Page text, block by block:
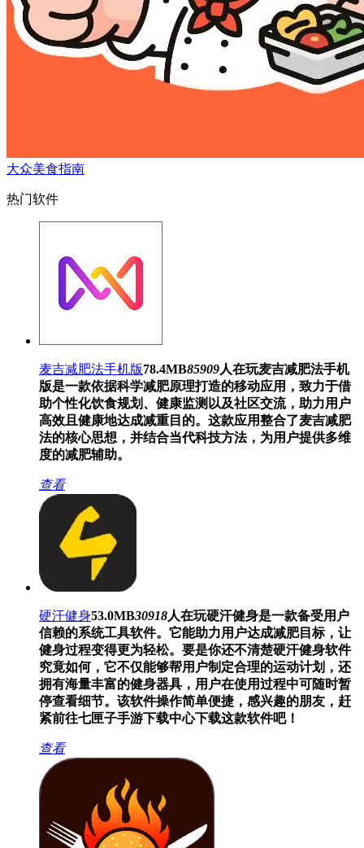
大众美食指南
热门软件
麦吉减肥法手机版78.4MB85909人在玩麦吉减肥法手机
版是一款依据科学减肥原理打造的移动应用，致力于借
助个性化饮食规划、健康监测以及社区交流，助力用户
高效且健康地达成减重目的。这款应用整合了麦吉减肥
法的核心思想，并结合当代科技方法，为用户提供多维
度的减肥辅助。
查看
硬汗健身53.0MB30918人在玩硬汗健身是一款备受用户
信赖的系统工具软件。它能助力用户达成减肥目标，让
健身过程变得更为轻松。要是你还不清楚硬汗健身软件
究竟如何，它不仅能够帮用户制定合理的运动计划，还
拥有海量丰富的健身器具，用户在使用过程中可随时暂
停查看细节。该软件操作简单便捷，感兴趣的朋友，赶
紧前往七匣子手游下载中心下载这款软件吧！
查看